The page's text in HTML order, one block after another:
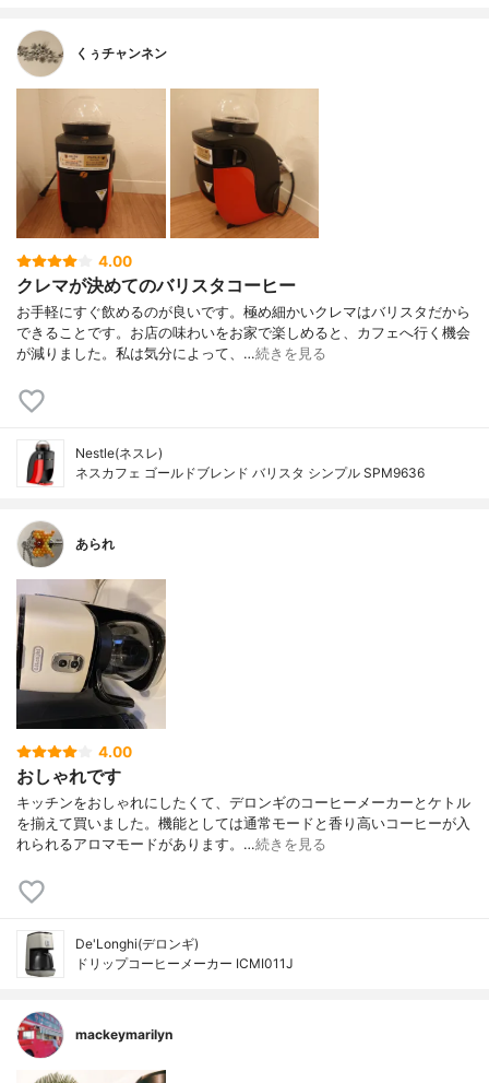
くぅチャンネン
4.00
クレマが決めてのバリスタコーヒー
お手軽にすぐ飲めるのが良いです。極め細かいクレマはバリスタだから
できることです。お店の味わいをお家で楽しめると、カフェへ行く機会
が減りました。私は気分によって、…続きを見る
Nestle(ネスレ)
ネスカフェ ゴールドブレンド バリスタ シンプル SPM9636
あられ
4.00
おしゃれです
キッチンをおしゃれにしたくて、デロンギのコーヒーメーカーとケトル
を揃えて買いました。機能としては通常モードと香り高いコーヒーが入
れられるアロマモードがあります。…続きを見る
De'Longhi(デロンギ)
ドリップコーヒーメーカー ICMI011J
mackeymarilyn